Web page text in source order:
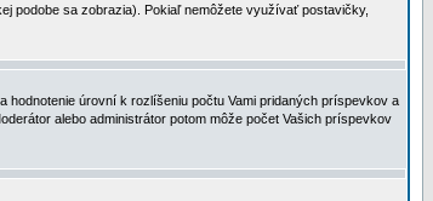
podobe sa zobrazia). Pokiaľ nemôžete využívať postavičky,
úrovní k rozlíšeniu počtu Vami pridaných príspevkov a
alebo administrátor potom môže počet Vašich príspevkov